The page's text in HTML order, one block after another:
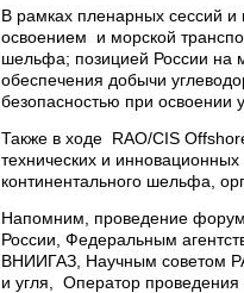
В рамках пленарных сессий и
освоением и морской
шельфа; позицией России на
обеспечения добычи
безопасностью при освоении
Также в ходе RAO/CIS
технических и
континентального шельфа,
Напомним, проведение
России, Федеральным
ВНИИГАЗ, Научным советом
и угля, Оператор